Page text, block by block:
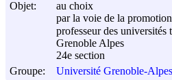
Objet:
au choix
par la voie de la
professeur des
Grenoble Alpes
24e section
Groupe:
Université Grenoble-Alpes